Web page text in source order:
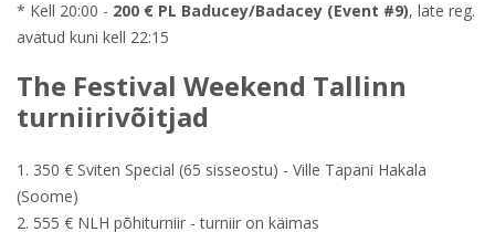
* Kell 20:00 - 200 € PL Baducey/Badacey (Event #9), late reg.
avatud kuni kell 22:15
The Festival Weekend Tallinn
turniirivõitjad
1. 350 € Sviten Special (65 sisseostu) - Ville Tapani Hakala
(Soome)
2. 555 € NLH põhiturniir - turniir on käimas